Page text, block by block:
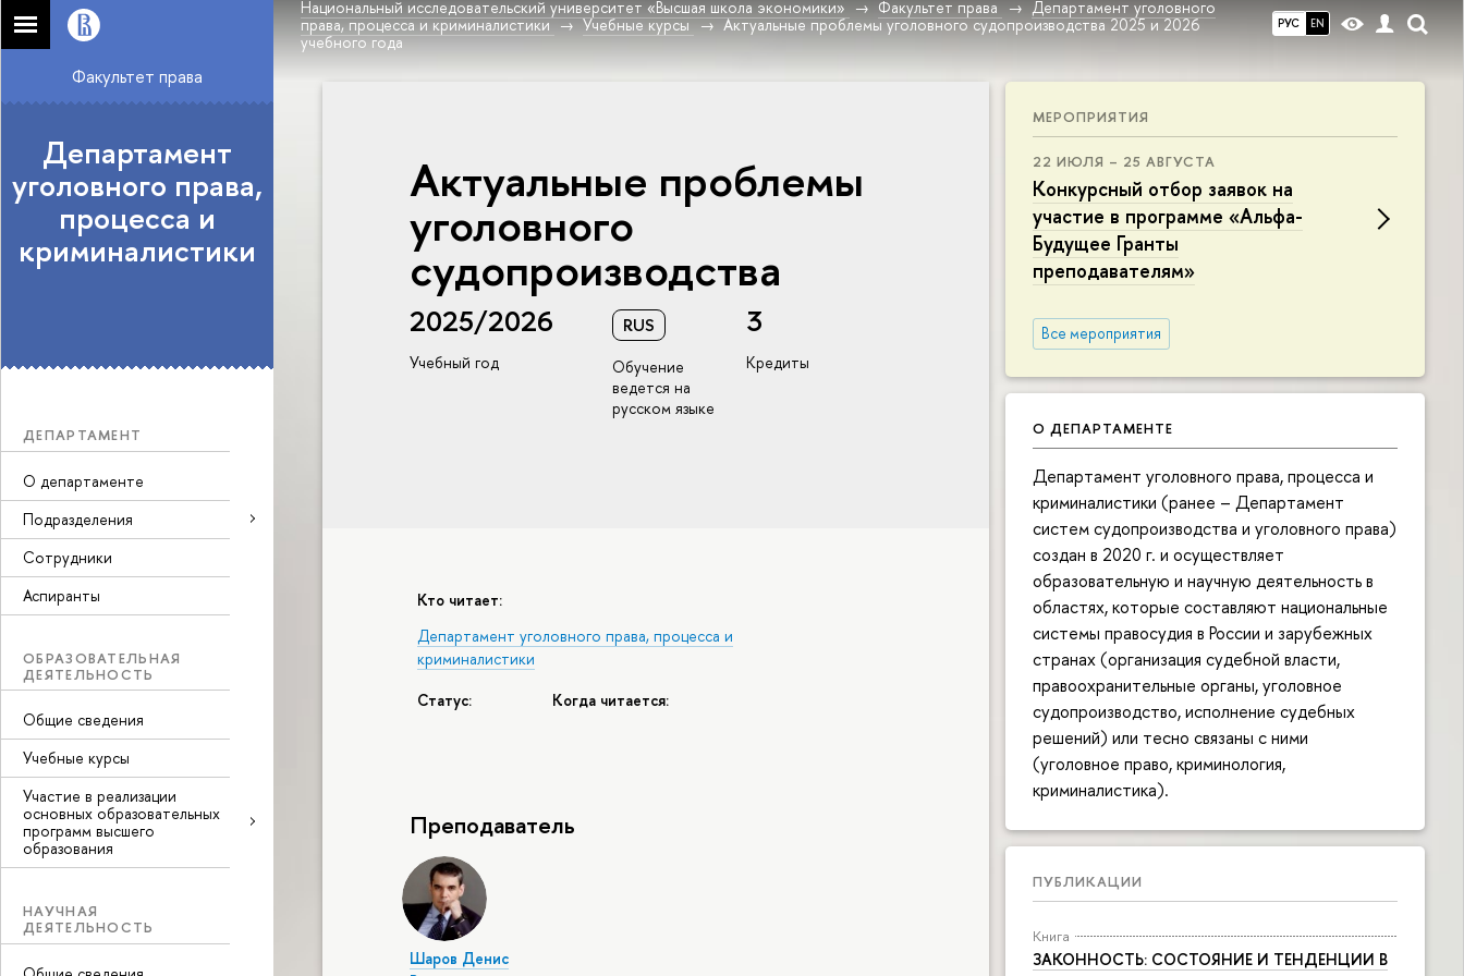
РУС EN
Национальный исследовательский университет «Высшая школа экономики» Факультет права
Департамент уголовного
права, процесса и криминалистики
Учебные курсы
Актуальные проблемы уголовного судопроизводства 2025 и 2026
учебного года
Факультет права
Департамент
уголовного права,
процесса и
криминалистики
ДЕПАРТАМЕНТ
О департаменте
Подразделения
Сотрудники
Аспиранты
ОБРАЗОВАТЕЛЬНАЯ
ДЕЯТЕЛЬНОСТЬ
Общие сведения
Учебные курсы
Участие в реализации
основных образовательных
программ высшего
образования
НАУЧНАЯ
ДЕЯТЕЛЬНОСТЬ
МЕРОПРИЯТИЯ
22 ИЮЛЯ – 25 АВГУСТА
Конкурсный отбор заявок на
участие в программе «Альфа-
Будущее Гранты
преподавателям»
Все мероприятия
О ДЕПАРТАМЕНТЕ
Департамент уголовного права, процесса и
криминалистики (ранее – Департамент
систем судопроизводства и уголовного права)
создан в 2020 г. и осуществляет
образовательную и научную деятельность в
областях, которые составляют национальные
системы правосудия в России и зарубежных
странах (организация судебной власти,
правоохранительные органы, уголовное
судопроизводство, исполнение судебных
решений) или тесно связаны с ними
(уголовное право, криминология,
криминалистика).
ПУБЛИКАЦИИ
Книга
ЗАКОННОСТЬ: СОСТОЯНИЕ И ТЕНДЕНЦИИ В
Актуальные проблемы
уголовного
судопроизводства
2025/2026
Учебный год
RUS
Обучение
ведется на
русском языке
3
Кредиты
Кто читает:
Департамент уголовного права, процесса и
криминалистики
Статус: Когда читается:
Преподаватель
Шаров Денис